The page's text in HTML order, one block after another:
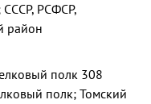
СССР, РСФСР,
район
полк 308
полк; Томский